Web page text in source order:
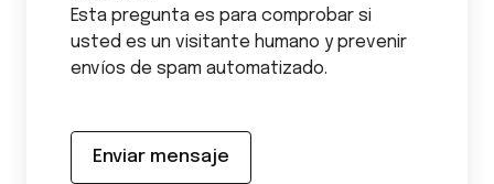
Esta pregunta es para comprobar si
usted es un visitante humano y prevenir
envíos de spam automatizado.